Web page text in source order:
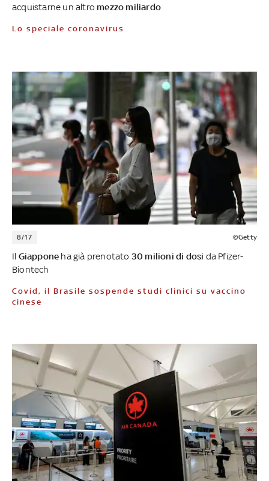
acquistarne un altro mezzo miliardo
Lo speciale coronavirus
8/17 ©Getty
Il Giappone ha già prenotato 30 milioni di dosi da Pfizer-
Biontech
Covid, il Brasile sospende studi clinici su vaccino
cinese